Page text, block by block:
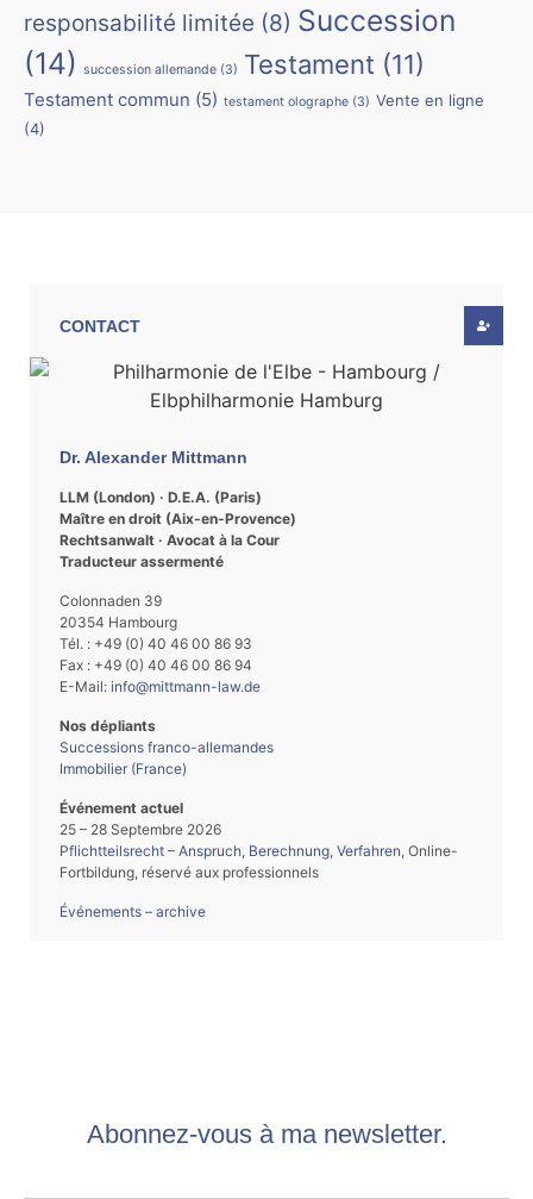
responsabilité limitée (8) Succession
(14) succession allemande (3) Testament (11)
Testament commun (5) testament olographe (3) Vente en ligne
(4)
CONTACT
Dr. Alexander Mittmann
LLM (London) · D.E.A. (Paris)
Maître en droit (Aix-en-Provence)
Rechtsanwalt · Avocat à la Cour
Traducteur assermenté
Colonnaden 39
20354 Hambourg
Tél. : +49 (0) 40 46 00 86 93
Fax : +49 (0) 40 46 00 86 94
E-Mail: info@mittmann-law.de
Nos dépliants
Successions franco-allemandes
Immobilier (France)
Événement actuel
25 – 28 Septembre 2026
Pflichtteilsrecht – Anspruch, Berechnung, Verfahren, Online-
Fortbildung, réservé aux professionnels
Événements – archive
Abonnez-vous à ma newsletter.